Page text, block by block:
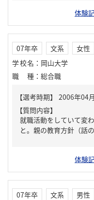
体験
07年卒 文系
女性
学校名 ： 岡山大学
職種 ： 総合職
【質問内容】
就職活動をしていて変
と。親の教育方針（話
体験
07年卒 文系
男性